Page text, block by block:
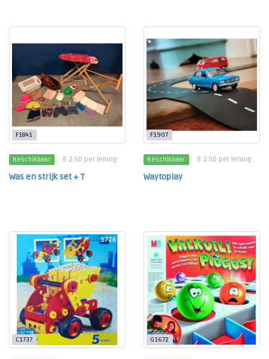
F1841
Beschikbaar € 2.50 per lening
Was en strijk set + T
F1907
Beschikbaar € 2.50 per lening
Waytoplay
C1737 G1672